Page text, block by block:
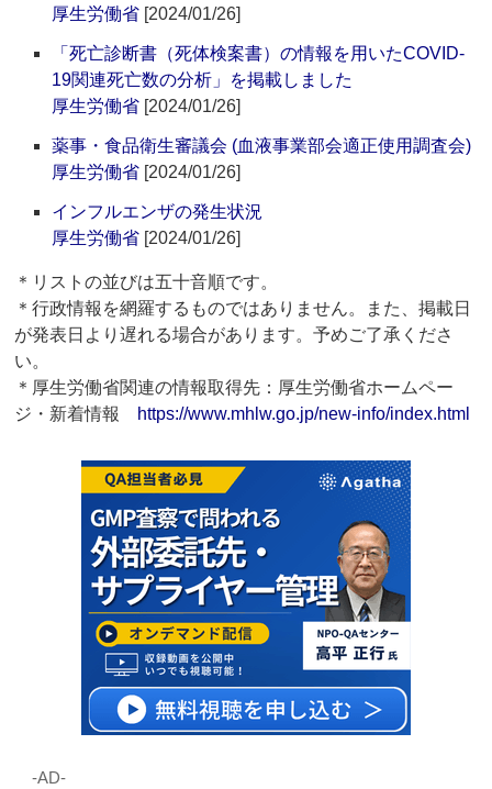
厚生労働省 [2024/01/26]
「死亡診断書（死体検案書）の情報を用いたCOVID-
19関連死亡数の分析」を掲載しました
厚生労働省 [2024/01/26]
薬事・食品衛生審議会 (血液事業部会適正使用調査会)
厚生労働省 [2024/01/26]
インフルエンザの発生状況
厚生労働省 [2024/01/26]
＊リストの並びは五十音順です。
＊行政情報を網羅するものではありません。また、掲載日
が発表日より遅れる場合があります。予めご了承くださ
い。
＊厚生労働省関連の情報取得先：厚生労働省ホームペー
ジ・新着情報 https://www.mhlw.go.jp/new-info/index.html
‐AD‐